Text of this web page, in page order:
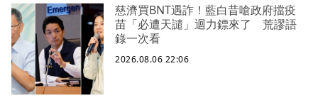
慈濟買BNT遇詐！藍白昔嗆政府擋疫
苗「必遭天譴」迴力鏢來了 荒謬語
錄一次看
2026.08.06 22:06